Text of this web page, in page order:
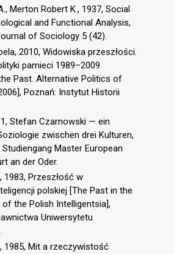
Merton Robert K., 1937, Social
and Functional Analysis,
of Sociology 5 (42).
2010, Widowiska przeszłości.
pamieci 1989–2009
Past. Alternative Politics of
Poznań: Instytut Historii
Stefan Czarnowski — ein
zwischen drei Kulturen,
Master European
an der Oder.
1983, Przeszłość w
polskiej [The Past in the
the Polish Intelligentsia],
Uniwersytetu
1985, Mit a rzeczywistość